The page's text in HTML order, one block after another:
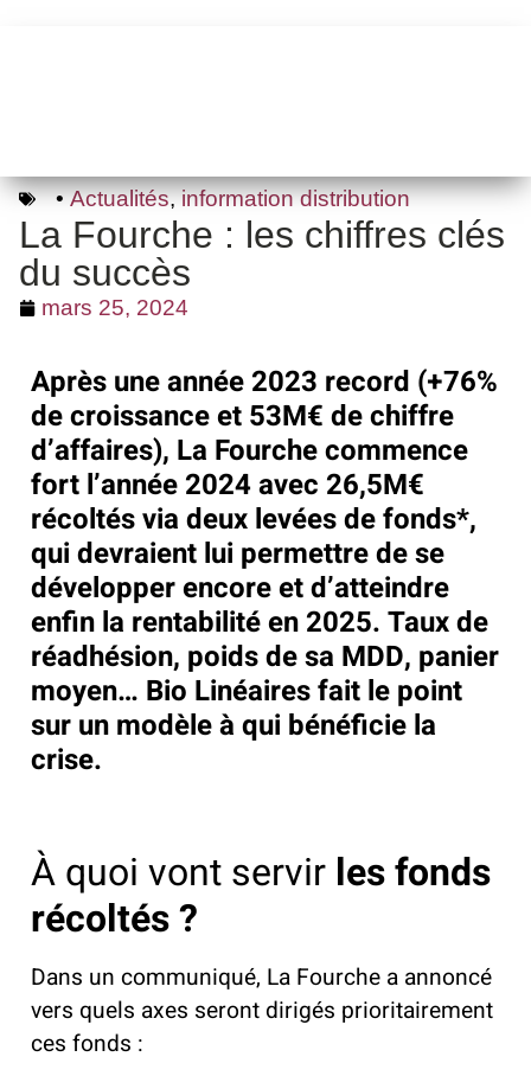
• Actualités,information distribution
La Fourche : les chiffres clés
du succès
mars 25, 2024
Après une année 2023 record (+76%
de croissance et 53M€ de chiffre
d’affaires), La Fourche commence
fort l’année 2024 avec 26,5M€
récoltés via deux levées de fonds*,
qui devraient lui permettre de se
développer encore et d’atteindre
enfin la rentabilité en 2025. Taux de
réadhésion, poids de sa MDD, panier
moyen… Bio Linéaires fait le point
sur un modèle à qui bénéficie la
crise.
À quoi vont servir les fonds
récoltés ?
Dans un communiqué, La Fourche a annoncé
vers quels axes seront dirigés prioritairement
ces fonds :